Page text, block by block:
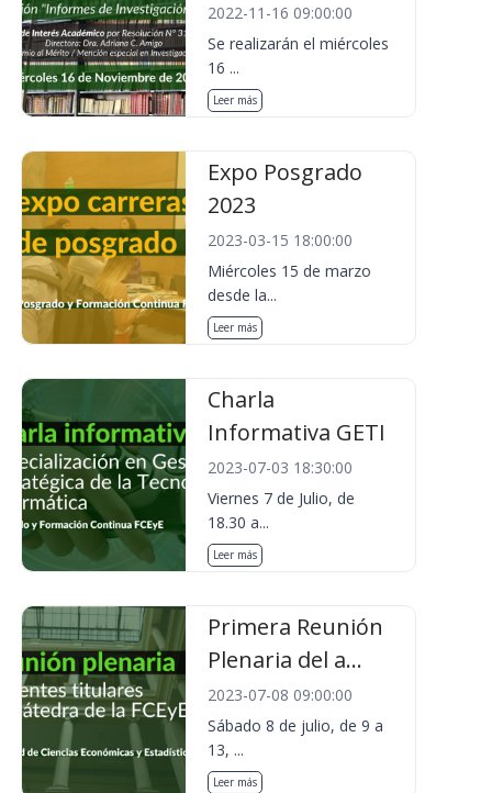
2022-11-16 09:00:00
Se realizarán el miércoles
16 ...
Leer más
Expo Posgrado
2023
2023-03-15 18:00:00
Miércoles 15 de marzo
desde la...
Leer más
Charla
Informativa GETI
2023-07-03 18:30:00
Viernes 7 de Julio, de
18.30 a...
Leer más
Primera Reunión
Plenaria del a...
2023-07-08 09:00:00
Sábado 8 de julio, de 9 a
13, ...
Leer más